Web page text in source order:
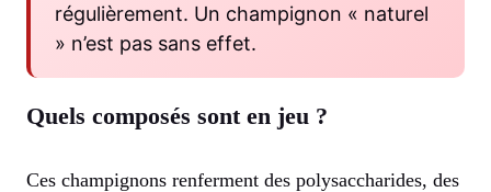
régulièrement. Un champignon « naturel
» n’est pas sans effet.
Quels composés sont en jeu ?
Ces champignons renferment des polysaccharides, des